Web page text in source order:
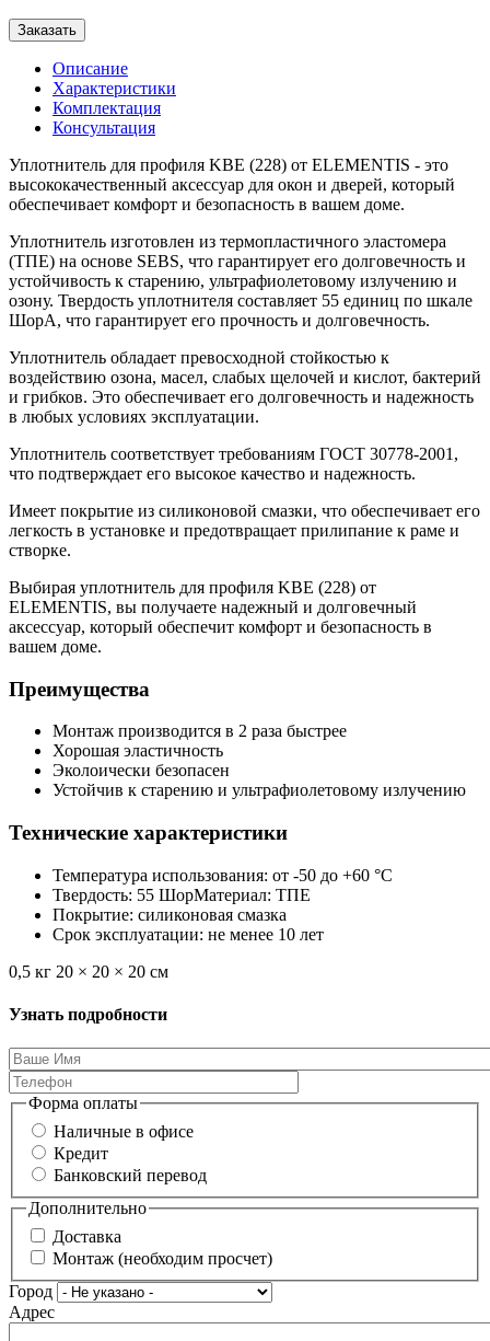
Заказать
Описание
Характеристики
Комплектация
Консультация
Уплотнитель для профиля KBE (228) от ELEMENTIS - это
высококачественный аксессуар для окон и дверей, который
обеспечивает комфорт и безопасность в вашем доме.
Уплотнитель изготовлен из термопластичного эластомера
(ТПЕ) на основе SEBS, что гарантирует его долговечность и
устойчивость к старению, ультрафиолетовому излучению и
озону. Твердость уплотнителя составляет 55 единиц по шкале
ШорА, что гарантирует его прочность и долговечность.
Уплотнитель обладает превосходной стойкостью к
воздействию озона, масел, слабых щелочей и кислот, бактерий
и грибков. Это обеспечивает его долговечность и надежность
в любых условиях эксплуатации.
Уплотнитель соответствует требованиям ГОСТ 30778-2001,
что подтверждает его высокое качество и надежность.
Имеет покрытие из силиконовой смазки, что обеспечивает его
легкость в установке и предотвращает прилипание к раме и
створке.
Выбирая уплотнитель для профиля KBE (228) от
ELEMENTIS, вы получаете надежный и долговечный
аксессуар, который обеспечит комфорт и безопасность в
вашем доме.
Преимущества
Монтаж производится в 2 раза быстрее
Хорошая эластичность
Эколоически безопасен
Устойчив к старению и ультрафиолетовому излучению
Технические характеристики
Температура использования: от -50 до +60 °С
Твердость: 55 ШорМатериал: ТПЕ
Покрытие: силиконовая смазка
Срок эксплуатации: не менее 10 лет
0,5 кг 20 × 20 × 20 см
Узнать подробности
Форма оплаты
Наличные в офисе
Кредит
Банковский перевод
Дополнительно
Доставка
Монтаж (необходим просчет)
Город
Адрес